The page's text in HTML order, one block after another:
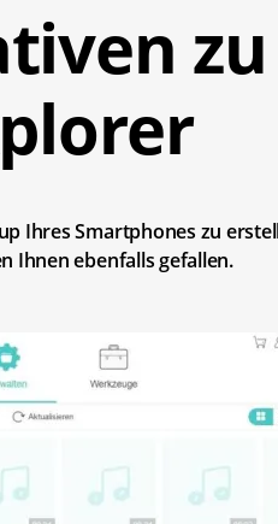
zu
Ihres Smartphones zu
Ihnen ebenfalls gefallen.